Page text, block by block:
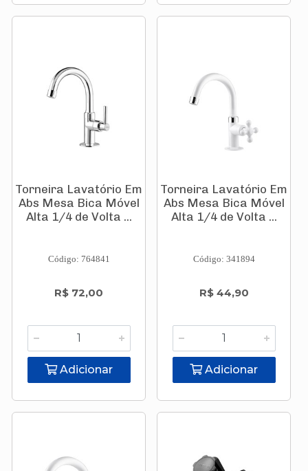
Torneira Lavatório Em
Abs Mesa Bica Móvel
Alta 1/4 de Volta ...
Código: 764841
R$ 72,00
Adicionar
Torneira Lavatório Em
Abs Mesa Bica Móvel
Alta 1/4 de Volta ...
Código: 341894
R$ 44,90
Adicionar